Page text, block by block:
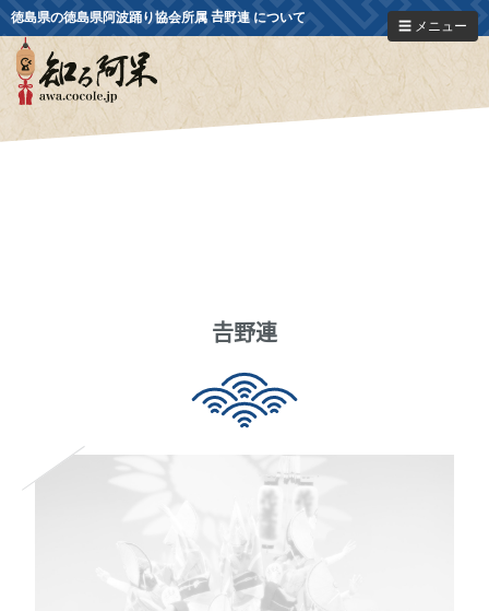
徳島県の徳島県阿波踊り協会所属 𠮷野連 について
☰ メニュー
𠮷野連